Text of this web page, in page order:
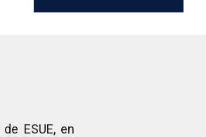
de ESUE, en